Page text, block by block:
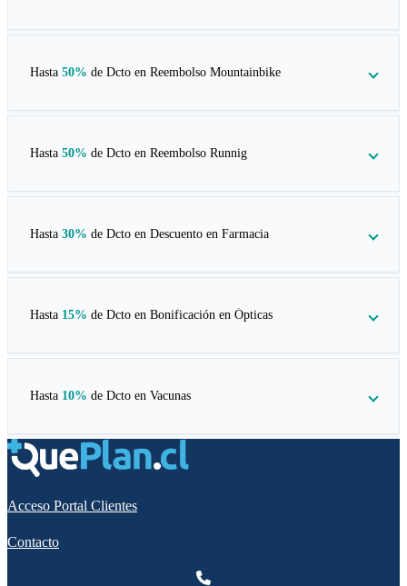
Hasta 50% de Dcto en Reembolso Mountainbike
Hasta 50% de Dcto en Reembolso Runnig
Hasta 30% de Dcto en Descuento en Farmacia
Hasta 15% de Dcto en Bonificación en Ópticas
Hasta 10% de Dcto en Vacunas
Acceso Portal Clientes
Contacto